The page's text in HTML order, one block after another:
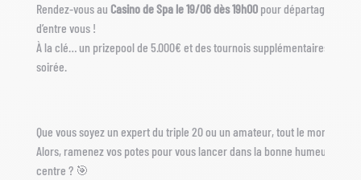
Rendez-vous au Casino de Spa le 19/06 dès 19h00pour départager les
d’entre vous !
À la clé… un prizepool de 5.000€ et des tournois supplémentaires
soirée.
Que vous soyez un expert du triple 20 ou un amateur, tout le monde est
Alors, ramenez vos potes pour vous lancer dans la bonne humeur. Prêt
centre ? 🎯